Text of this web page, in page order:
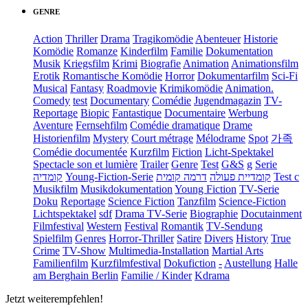
GENRE
Action Thriller Drama Tragikomödie Abenteuer Historie
Komödie Romanze Kinderfilm Familie Dokumentation
Musik Kriegsfilm Krimi Biografie Animation Animationsfilm
Erotik Romantische Komödie Horror Dokumentarfilm Sci-Fi
Musical Fantasy Roadmovie Krimikomödie Animation.
Comedy test Documentary Comédie Jugendmagazin TV-
Reportage Biopic Fantastique Documentaire Werbung
Aventure Fernsehfilm Comédie dramatique Drame
Historienfilm Mystery Court métrage Mélodrame Spot 가족
Comédie documentée Kurzfilm Fiction Licht-Spektakel
Spectacle son et lumière Trailer Genre Test G&S g Serie
קומדיה Young-Fiction-Serie קומדיית פעולה דרמה קומית
Test c
Musikfilm Musikdokumentation Young Fiction TV-Serie
Doku Reportage Science Fiction Tanzfilm Science-Fiction
Lichtspektakel sdf Drama TV-Serie Biographie Docutainment
Filmfestival Western Festival Romantik TV-Sendung
Spielfilm Genres Horror-Thriller Satire Divers History True
Crime TV-Show Multimedia-Installation Martial Arts
Familienfilm Kurzfilmfestival Dokufiction - Austellung Halle
am Berghain Berlin Familie / Kinder Kdrama
Jetzt weiterempfehlen!